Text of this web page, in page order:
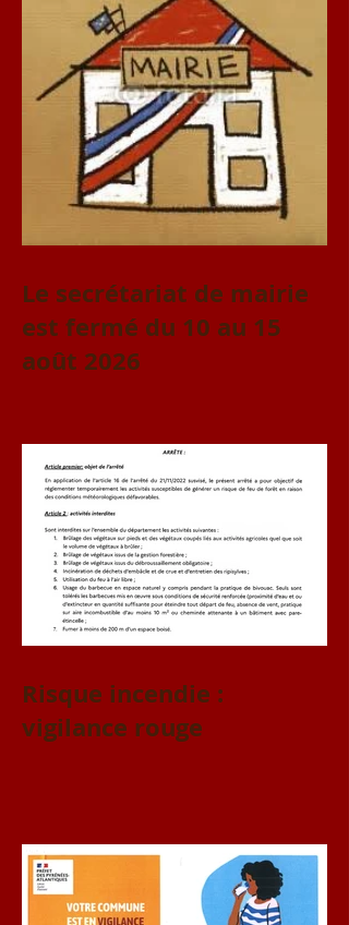
Le secrétariat de mairie
est fermé du 10 au 15
août 2026
Risque incendie :
vigilance rouge